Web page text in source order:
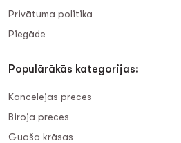
Privātuma politika
Piegāde
Populārākās kategorijas:
Kancelejas preces
Biroja preces
Guaša krāsas